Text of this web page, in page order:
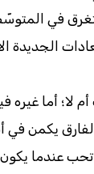
21 يومًا
الجديدة
أما غيره
يكمن في
عندما يكون